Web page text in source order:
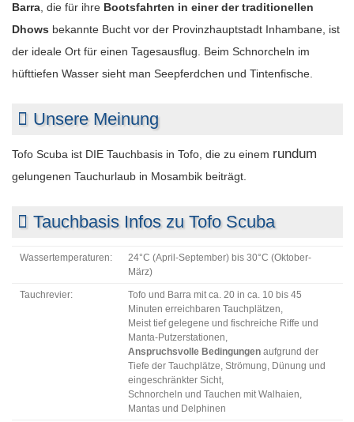
Barra , die für ihre Bootsfahrten in einer der traditionellen
Dhows bekannte Bucht vor der Provinzhauptstadt Inhambane, ist
der ideale Ort für einen Tagesausflug. Beim Schnorcheln im
hüfttiefen Wasser sieht man Seepferdchen und Tintenfische.
Unsere Meinung
Tofo Scuba ist DIE Tauchbasis in Tofo, die zu einem rundum
gelungenen Tauchurlaub in Mosambik beiträgt.
Tauchbasis Infos zu Tofo Scuba
Wassertemperaturen:
24°C (April-September) bis 30°C (Oktober-
März)
Tauchrevier:
Tofo und Barra mit ca. 20 in ca. 10 bis 45
Minuten erreichbaren Tauchplätzen,
Meist tief gelegene und fischreiche Riffe und
Manta-Putzerstationen,
Anspruchsvolle Bedingungen aufgrund der
Tiefe der Tauchplätze, Strömung, Dünung und
eingeschränkter Sicht,
Schnorcheln und Tauchen mit Walhaien,
Mantas und Delphinen